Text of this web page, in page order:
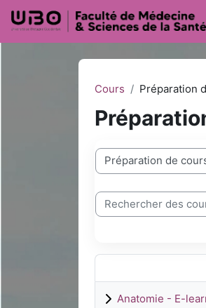
Cours Préparation
Catégories de cours
Rechercher des cours
Anatomie - E-